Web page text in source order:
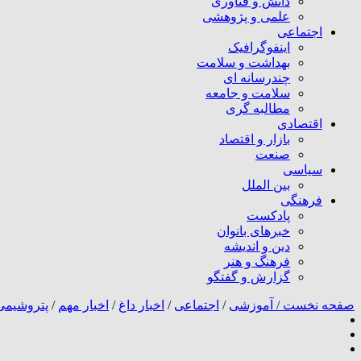
علمی و پژوهشی
اجتماعی
اینفوگرافیک
بهداشت و سلامت
چندرسانه ای
سلامت و جامعه
مطالبه گری
اقتصادی
بازار و اقتصاد
صنعت
سیاسی
بین الملل
فرهنگی
پادکست
خبرهای بانوان
دین و اندیشه
فرهنگ و هنر
گزارش و گفتگو
صفحه نخست / آموزشی / اجتماعی / اخبار داغ / اخبار مهم /